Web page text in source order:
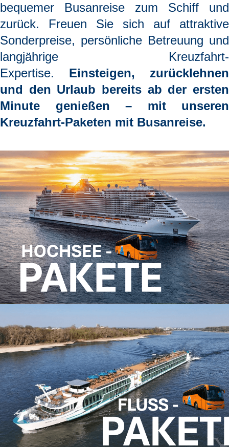
bequemer Busanreise zum Schiff und
zurück. Freuen Sie sich auf attraktive
Sonderpreise, persönliche Betreuung und
langjährige Kreuzfahrt-
Expertise. Einsteigen, zurücklehnen
und den Urlaub bereits ab der ersten
Minute genießen
– mit unseren
Kreuzfahrt-Paketen mit Busanreise.